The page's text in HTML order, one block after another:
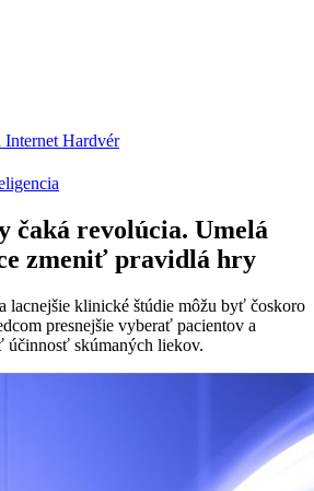
Internet Hardvér
čaká revolúcia. Umelá
zmeniť pravidlá hry
lacnejšie klinické štúdie môžu byť čoskoro
presnejšie vyberať pacientov a
účinnosť skúmaných liekov.